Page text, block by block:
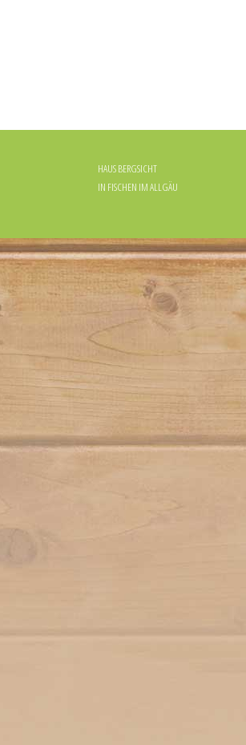
HAUS BERGSICHT
IN FISCHEN IM ALLGÄU